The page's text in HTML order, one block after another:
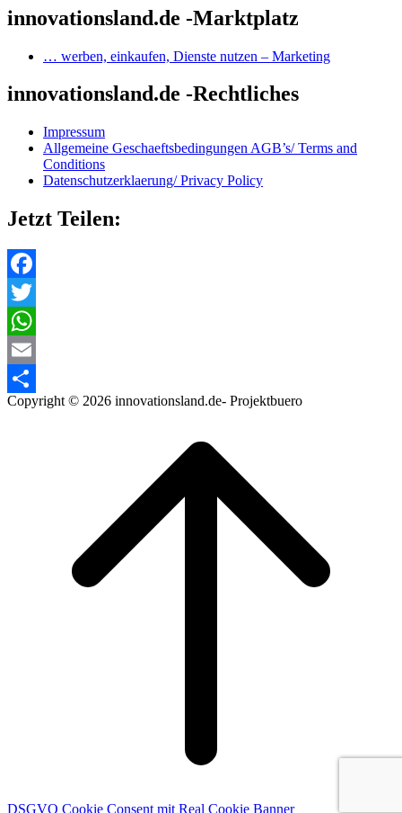
innovationsland.de -Marktplatz
… werben, einkaufen, Dienste nutzen – Marketing
innovationsland.de -Rechtliches
Impressum
Allgemeine Geschaeftsbedingungen AGB’s/ Terms and
Conditions
Datenschutzerklaerung/ Privacy Policy
Jetzt Teilen:
Facebook
Twitter
WhatsApp
Email
Teilen
Copyright © 2026 innovationsland.de- Projektbuero
DSGVO Cookie Consent mit Real Cookie Banner